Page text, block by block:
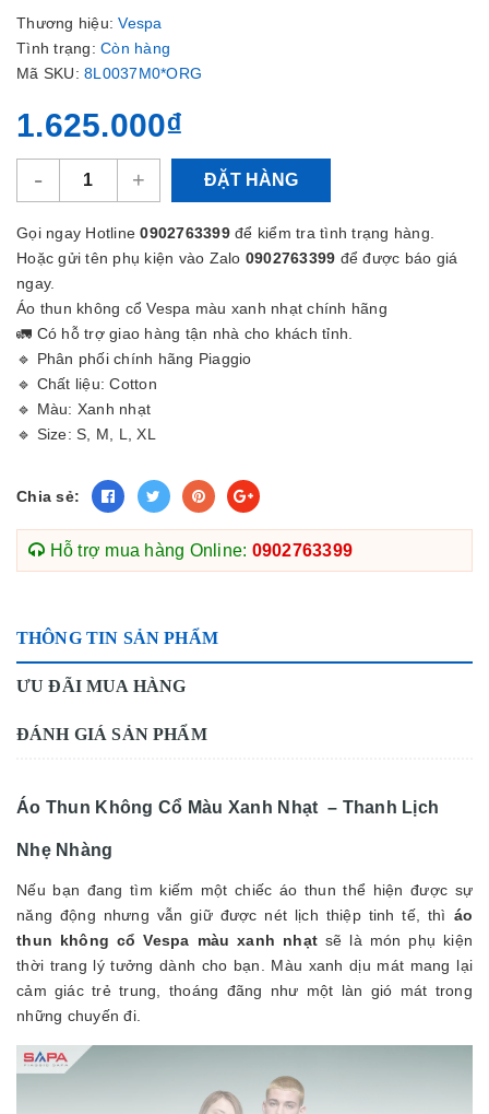
Thương hiệu: Vespa
Tình trạng: Còn hàng
Mã SKU: 8L0037M0*ORG
1.625.000₫
- + ĐẶT HÀNG
Gọi ngay Hotline0902763399để kiểm tra tình trạng hàng.
Hoặc gửi tên phụ kiện vào Zalo 0902763399 để được báo giá
ngay.
Áo thun không cổ Vespa màu xanh nhạt chính hãng
🚛 Có hỗ trợ giao hàng tận nhà cho khách tỉnh.
🔹 Phân phối chính hãng Piaggio
🔹 Chất liệu: Cotton
🔹 Màu: Xanh nhạt
🔹 Size: S, M, L, XL
Chia sẻ:
Hỗ trợ mua hàng Online: 0902763399
THÔNG TIN SẢN PHẨM
ƯU ĐÃI MUA HÀNG
ĐÁNH GIÁ SẢN PHẨM
Áo Thun Không Cổ Màu Xanh Nhạt – Thanh Lịch
Nhẹ Nhàng
Nếu bạn đang tìm kiếm một chiếc áo thun thể hiện được sự
năng động nhưng vẫn giữ được nét lịch thiệp tinh tế, thì áo
thun không cổ Vespa màu xanh nhạt sẽ là món phụ kiện
thời trang lý tưởng dành cho bạn. Màu xanh dịu mát mang lại
cảm giác trẻ trung, thoáng đãng như một làn gió mát trong
những chuyến đi.